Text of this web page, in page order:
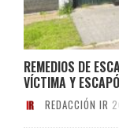
REMEDIOS DE
VÍCTIMA Y ESCAPÓ
REDACCIÓN IR